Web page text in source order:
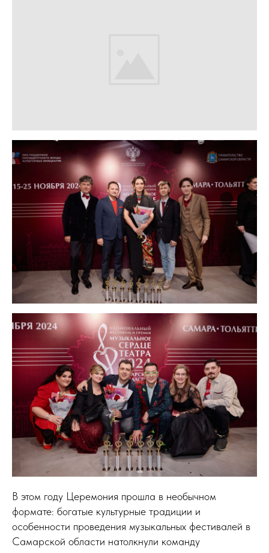
В этом году Церемония прошла в необычном
формате: богатые культурные традиции и
особенности проведения музыкальных фестивалей в
Самарской области натолкнули команду